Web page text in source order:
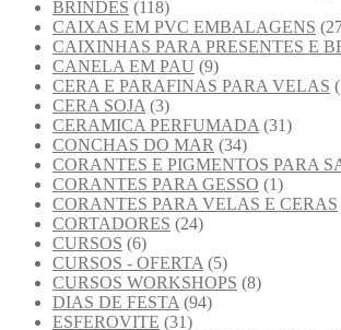
BRINDES (118)
CAIXAS EM PVC EMBALAGENS
CAIXINHAS PARA PRESENTES E
CANELA EM PAU (9)
CERA E PARAFINAS PARA VELAS
CERA SOJA (3)
CERAMICA PERFUMADA (31)
CONCHAS DO MAR (34)
CORANTES E PIGMENTOS PARA
CORANTES PARA GESSO (1)
CORANTES PARA VELAS E CERAS
CORTADORES (24)
CURSOS (6)
CURSOS - OFERTA (5)
CURSOS WORKSHOPS (8)
DIAS DE FESTA (94)
ESFEROVITE (31)